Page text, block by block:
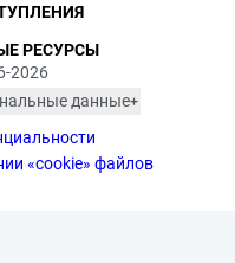
2026
данные
«cookie» файлов
РЕСУРСЫ